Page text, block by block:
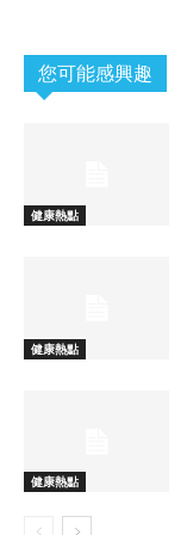
您可能感興趣
健康熱點
健康熱點
健康熱點